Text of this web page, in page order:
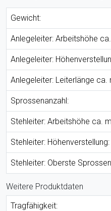
Gewicht:
Anlegeleiter: Arbeitshöhe
Anlegeleiter:
Anlegeleiter: Leiterlänge ca.
Sprossenanzahl:
Stehleiter: Arbeitshöhe ca.
Stehleiter: Höhenverstellung:
Stehleiter: Oberste
Weitere Produktdaten
Tragfähigkeit: